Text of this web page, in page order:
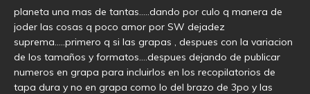
planeta una mas de tantas…..dando por culo q manera de
joder las cosas q poco amor por SW dejadez
suprema…..primero q si las grapas , despues con la variacion
de los tamaños y formatos….despues dejando de publicar
numeros en grapa para incluirlos en los recopilatorios de
tapa dura y no en grapa como lo del brazo de 3po y las